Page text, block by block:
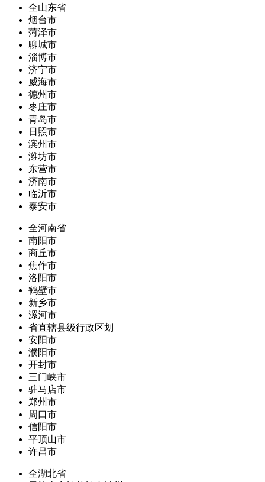
全山东省
烟台市
菏泽市
聊城市
淄博市
济宁市
威海市
德州市
枣庄市
青岛市
日照市
滨州市
潍坊市
东营市
济南市
临沂市
泰安市
全河南省
南阳市
商丘市
焦作市
洛阳市
鹤壁市
新乡市
漯河市
省直辖县级行政区划
安阳市
濮阳市
开封市
三门峡市
驻马店市
郑州市
周口市
信阳市
平顶山市
许昌市
全湖北省